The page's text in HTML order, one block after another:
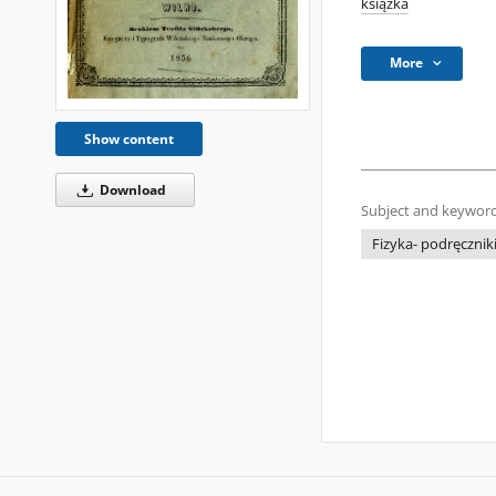
Show content
Download
książka
More
Subject and
Fizyka- podręczniki